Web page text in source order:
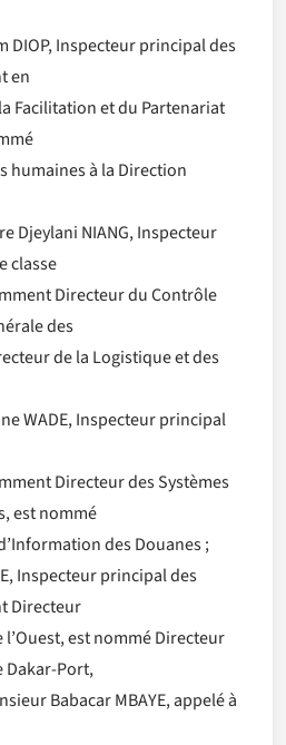
DIOP, Inspecteur principal des
en
Facilitation et du Partenariat
humaines à la Direction
Djeylani NIANG, Inspecteur
classe
Directeur du Contrôle
des
de la Logistique et des
WADE, Inspecteur principal
Directeur des Systèmes
est nommé
des Douanes ;
Inspecteur principal des
Directeur
est nommé Directeur
Dakar-Port,
Babacar MBAYE, appelé à